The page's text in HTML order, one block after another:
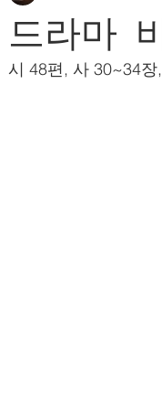
드라마
시 48편, 사 30~34